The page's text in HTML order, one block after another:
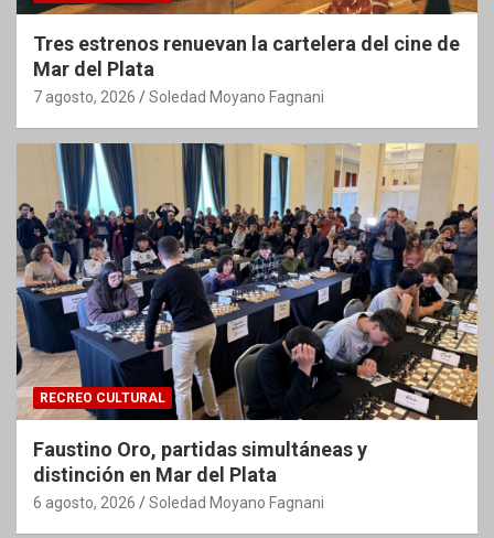
Tres estrenos renuevan la cartelera del cine de
Mar del Plata
7 agosto, 2026 Soledad Moyano Fagnani
RECREO CULTURAL
Faustino Oro, partidas simultáneas y
distinción en Mar del Plata
6 agosto, 2026 Soledad Moyano Fagnani